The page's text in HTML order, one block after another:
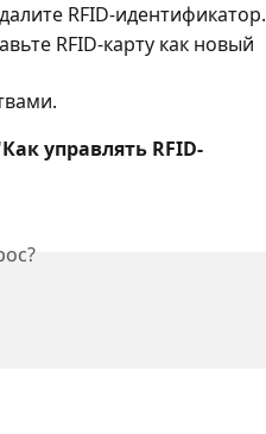
RFID-идентификатор.
RFID-карту как новый
управлять RFID-